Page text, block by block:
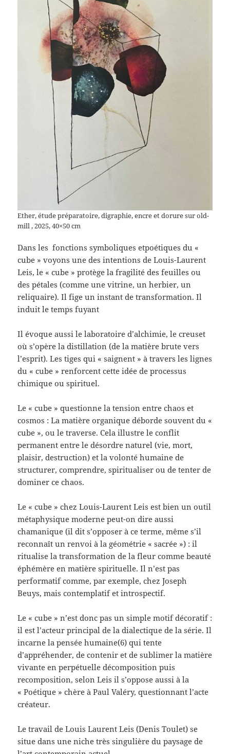
Ether, étude préparatoire, digraphie, encre et dorure sur old-
mill , 2025, 40×50 cm
Dans les fonctions symboliques etpoétiques du «
cube » voyons une des intentions de Louis-Laurent
Leis, le « cube » protège la fragilité des feuilles ou
des pétales (comme une vitrine, un herbier, un
reliquaire). Il fige un instant de transformation. Il
induit le temps fuyant
Il évoque aussi le laboratoire d’alchimie, le creuset
où s’opère la distillation (de la matière brute vers
l’esprit). Les tiges qui « saignent » à travers les lignes
du « cube » renforcent cette idée de processus
chimique ou spirituel.
Le « cube » questionne la tension entre chaos et
cosmos : La matière organique déborde souvent du «
cube », ou le traverse. Cela illustre le conflit
permanent entre le désordre naturel (vie, mort,
plaisir, destruction) et la volonté humaine de
structurer, comprendre, spiritualiser ou de tenter de
dominer ce chaos.
Le « cube » chez Louis-Laurent Leis est bien un outil
métaphysique moderne peut-on dire aussi
chamanique (il dit s’opposer à ce terme, même s’il
reconnaît un renvoi à la géométrie « sacrée ») : il
ritualise la transformation de la fleur comme beauté
éphémère en matière spirituelle. Il n’est pas
performatif comme, par exemple, chez Joseph
Beuys, mais contemplatif et introspectif.
Le « cube » n’est donc pas un simple motif décoratif :
il est l’acteur principal de la dialectique de la série. Il
incarne la pensée humaine(6) qui tente
d’appréhender, de contenir et de sublimer la matière
vivante en perpétuelle décomposition puis
recomposition, selon Leis il s’oppose aussi à la
« Poétique » chère à Paul Valéry, questionnant l’acte
créateur.
Le travail de Louis Laurent Leis (Denis Toulet) se
situe dans une niche très singulière du paysage de